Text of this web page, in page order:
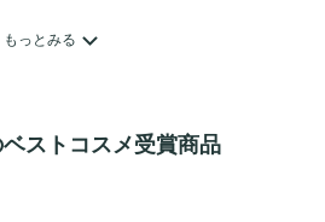
ングリキッド 20ml
もっとみる
ストコスメ受賞商品